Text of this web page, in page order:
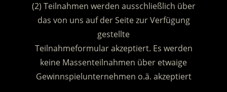
(2) Teilnahmen werden ausschließlich über
das von uns auf der Seite zur Verfügung
gestellte
Teilnahmeformular akzeptiert. Es werden
keine Massenteilnahmen über etwaige
Gewinnspielunternehmen o.ä. akzeptiert